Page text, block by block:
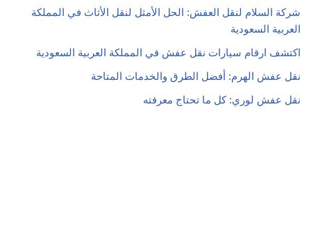
شركة السلام لنقل العفش: الحل الأمثل لنقل الأثاث في المملكة
العربية السعودية
اكتشف ارقام سيارات نقل عفش في المملكة العربية السعودية
نقل عفش الهرم: أفضل الطرق والخدمات المتاحة
نقل عفش لوري: كل ما تحتاج معرفته